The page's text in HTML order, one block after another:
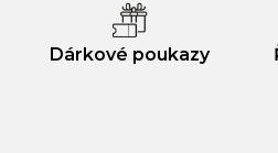
Dárkové poukazy